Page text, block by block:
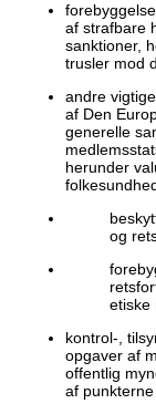
af strafbare
sanktioner,
trusler mod
andre
af Den
generelle
herunder
og
etiske
kontrol-,
opgaver af
offentlig
af